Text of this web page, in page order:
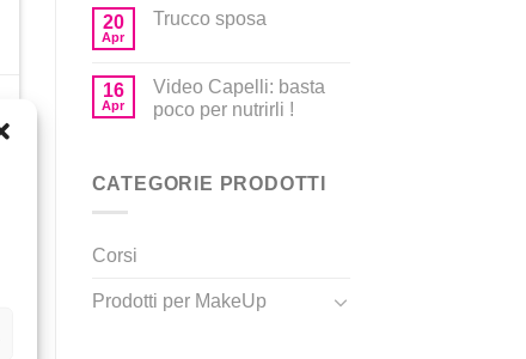
20
Apr
Trucco sposa
16
Apr
Video Capelli: basta
poco per nutrirli !
CATEGORIE PRODOTTI
Corsi
Prodotti per MakeUp